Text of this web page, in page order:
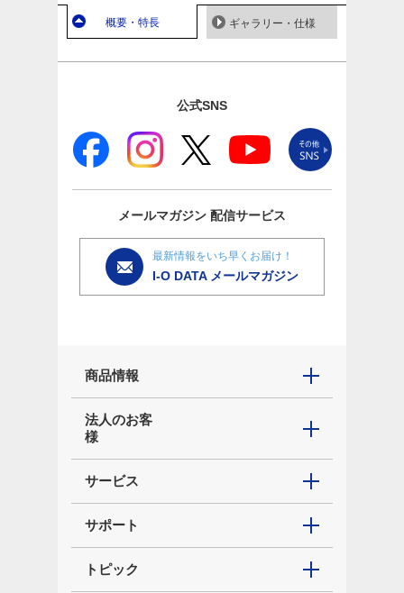
概要・特長 ギャラリー・仕様
公式SNS
メールマガジン 配信サービス
最新情報をいち早くお届け！
I-O DATA メールマガジン
商品情報
法人のお客
様
サービス
サポート
トピック